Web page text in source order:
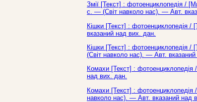
Змії [Текст] : фотоенциклопедія /
с. — (Світ навколо нас). — Авт.
Кішки [Текст] : фотоенциклопедія
вказаний над вих. дан.
Кішки [Текст] : фотоенциклопедія
(Світ навколо нас). — Авт.
Комахи [Текст] :
над вих. дан.
Комахи [Текст] :
навколо нас). — Авт. вказаний над